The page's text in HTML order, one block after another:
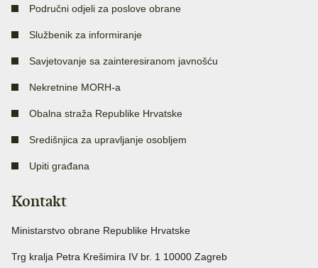
Područni odjeli za poslove obrane
Službenik za informiranje
Savjetovanje sa zainteresiranom javnošću
Nekretnine MORH-a
Obalna straža Republike Hrvatske
Središnjica za upravljanje osobljem
Upiti građana
Kontakt
Ministarstvo obrane Republike Hrvatske
Trg kralja Petra Krešimira IV br. 1 10000 Zagreb